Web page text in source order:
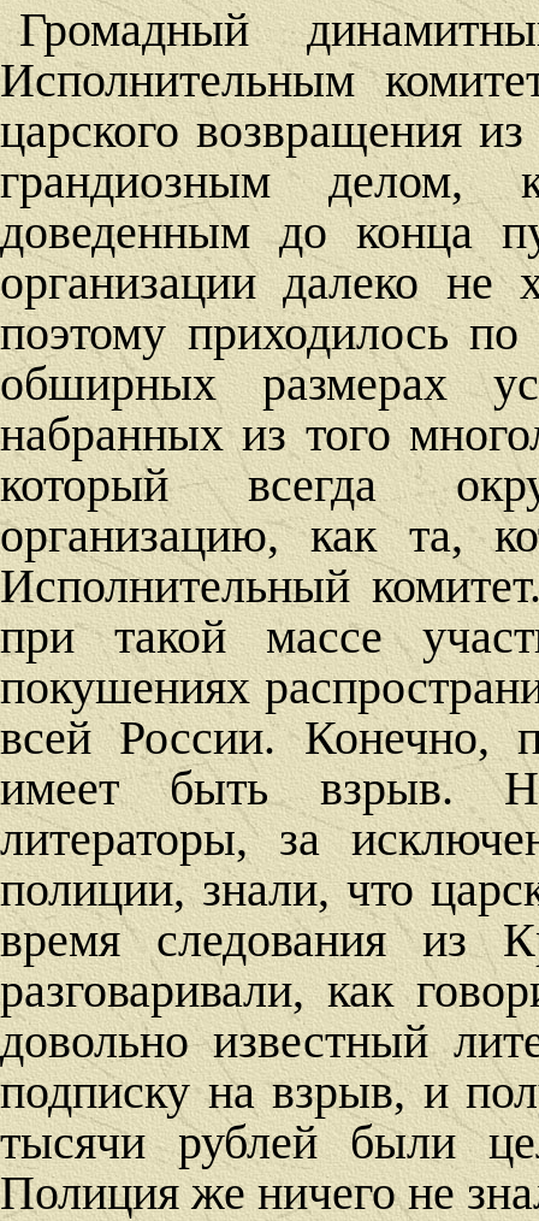
Громадный
Исполнительным
царского возвращения
грандиозным делом,
доведенным до конца
организации далеко не
поэтому приходилось по
обширных размерах
набранных из того
который всегда
организацию, как та,
Исполнительный
при такой массе
покушениях
всей России. Конечно,
имеет быть взрыв.
литераторы, за
полиции, знали, что
время следования из
разговаривали, как
довольно известный
подписку на взрыв, и
тысячи рублей были
Полиция же ничего не